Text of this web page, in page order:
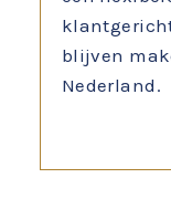
blijven
Nederland.